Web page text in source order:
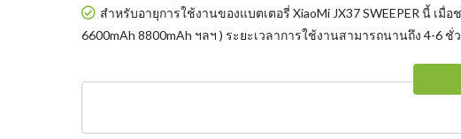
สำหรับอายุการใช้งานของแบตเตอรี่ XiaoMi JX37 SWEEPER นี้ เ
6600mAh 8800mAh ฯลฯ ) ระยะเวลาการใช้งานสามารถนานถึง 4-6